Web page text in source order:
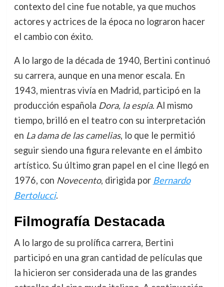
contexto del cine fue notable, ya que muchos
actores y actrices de la época no lograron hacer
el cambio con éxito.
A lo largo de la década de 1940, Bertini continuó
su carrera, aunque en una menor escala. En
1943, mientras vivía en Madrid, participó en la
producción española Dora, la espía. Al mismo
tiempo, brilló en el teatro con su interpretación
en La dama de las camelias, lo que le permitió
seguir siendo una figura relevante en el ámbito
artístico. Su último gran papel en el cine llegó en
1976, con Novecento, dirigida por Bernardo
Bertolucci.
Filmografía Destacada
A lo largo de su prolífica carrera, Bertini
participó en una gran cantidad de películas que
la hicieron ser considerada una de las grandes